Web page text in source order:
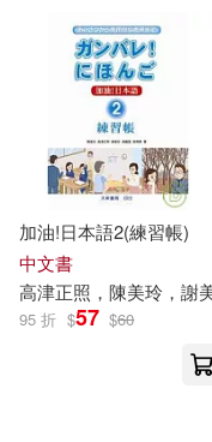
現在可購買商品
作者/演唱/譯/編/
範圍
加油!日本語2(練習帳)
中文書
高津正照，陳美玲， 謝
95 折 $57 $60